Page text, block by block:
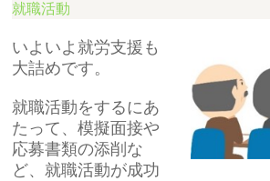
就職活動
いよいよ就労支援も
大詰めです。
就職活動をするにあ
たって、模擬面接や
応募書類の添削な
ど、就職活動が成功